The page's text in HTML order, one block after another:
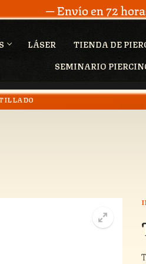
─ Envío en 72
LÁSER TIENDA DE
SEMINARIO